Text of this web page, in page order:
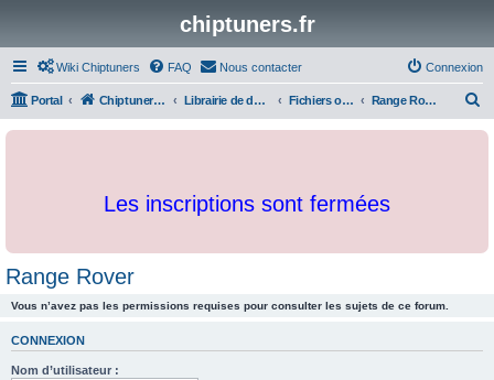
chiptuners.fr
Wiki Chiptuners FAQ Nous contacter Connexion
Portal Chiptuners.fr Librairie de documents et originaux Fichiers originaux Range Rover
c
Les inscriptions sont fermées
Range Rover
Vous n’avez pas les permissions requises pour consulter les sujets de ce forum.
CONNEXION
Nom d’utilisateur :